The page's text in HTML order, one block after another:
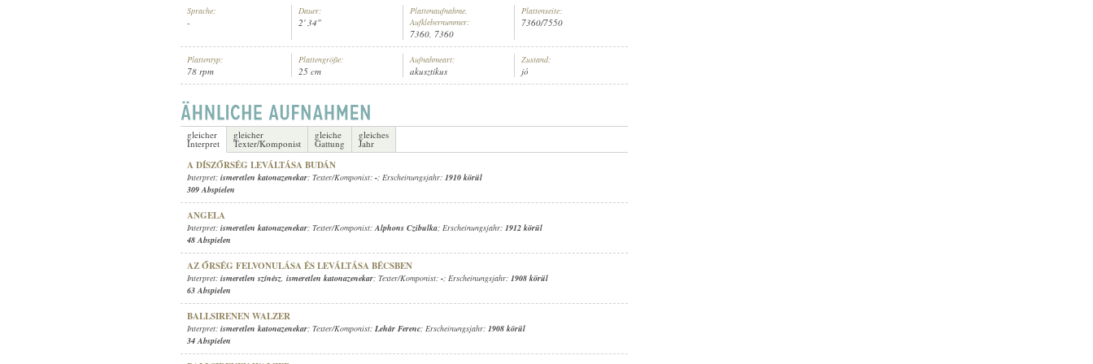
Sprache:
-
Dauer:
2' 34"
Plattenaufnahme,
Aufklebernummer:
7360, 7360
Plattenseite:
7360/7550
Plattentyp:
78 rpm
Plattengröße:
25 cm
Aufnahmeart:
akusztikus
Zustand:
jó
gleicher
Interpret
gleicher
Texter/Komponist
gleiche
Gattung
gleiches
Jahr
A DÍSZŐRSÉG LEVÁLTÁSA BUDÁN
Interpret: ismeretlen katonazenekar; Texter/Komponist: -; Erscheinungsjahr: 1910 körül
309 Abspielen
ANGELA
Interpret: ismeretlen katonazenekar; Texter/Komponist:Alphons Czibulka; Erscheinungsjahr: 1912 körül
48 Abspielen
AZ ŐRSÉG FELVONULÁSA ÉS LEVÁLTÁSA BÉCSBEN
Interpret: ismeretlen színész, ismeretlen katonazenekar; Texter/Komponist: -; Erscheinungsjahr: 1908 körül
63 Abspielen
BALLSIRENEN WALZER
Interpret: ismeretlen katonazenekar; Texter/Komponist: Lehár Ferenc; Erscheinungsjahr: 1908 körül
34 Abspielen